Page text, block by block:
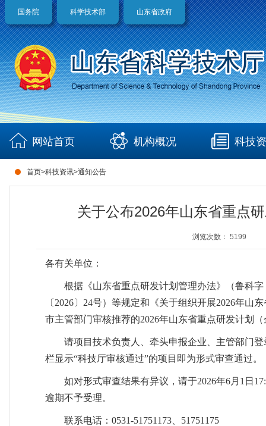
国务院 科学技术部 山东省政府
网站首页 机构概况 科技
首页>科技资讯>通知公告
关于公布2026年山东省重点
浏览次数： 5199
各有关单位：
根据《山东省重点研发计划管理办法》（鲁科
〔2026〕24号）等规定和《关于组织开展2026年
市主管部门审核推荐的2026年山东省重点研发计划
请项目技术负责人、牵头申报企业、主管部门
栏显示“科技厅审核通过”的项目即为形式审查通过。
如对形式审查结果有异议，请于2026年6月1日
逾期不予受理。
联系电话：0531-51751173、51751175